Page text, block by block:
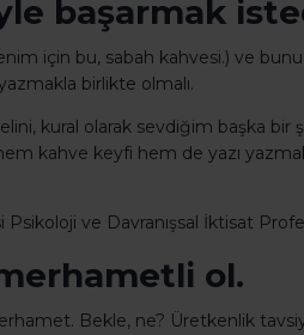
başarmak
için bu, sabah kahvesi.) ve
birlikte olmalı.
kural olarak sevdiğim başka
kahve keyfi hem de yazı
ve Davranışsal İktisat
ol.
Bekle, ne? Üretkenlik